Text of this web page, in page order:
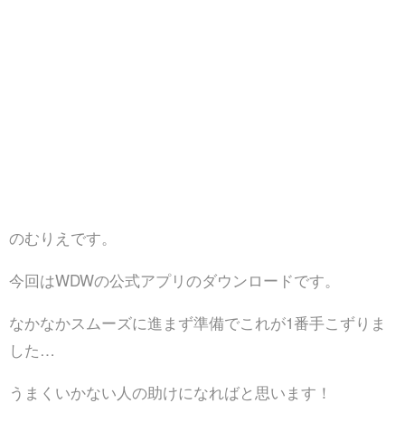
のむりえです。
今回はWDWの公式アプリのダウンロードです。
なかなかスムーズに進まず準備でこれが1番手こずりま
した…
うまくいかない人の助けになればと思います！